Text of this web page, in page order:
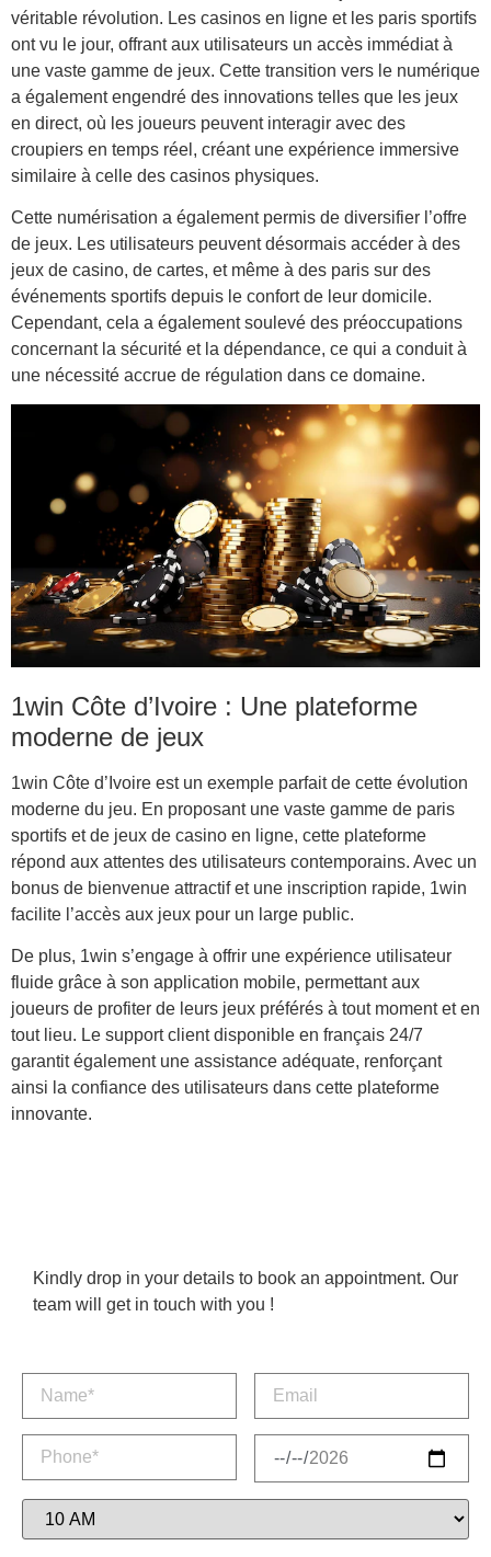
véritable révolution. Les casinos en ligne et les paris sportifs
ont vu le jour, offrant aux utilisateurs un accès immédiat à
une vaste gamme de jeux. Cette transition vers le numérique
a également engendré des innovations telles que les jeux
en direct, où les joueurs peuvent interagir avec des
croupiers en temps réel, créant une expérience immersive
similaire à celle des casinos physiques.
Cette numérisation a également permis de diversifier l’offre
de jeux. Les utilisateurs peuvent désormais accéder à des
jeux de casino, de cartes, et même à des paris sur des
événements sportifs depuis le confort de leur domicile.
Cependant, cela a également soulevé des préoccupations
concernant la sécurité et la dépendance, ce qui a conduit à
une nécessité accrue de régulation dans ce domaine.
1win Côte d’Ivoire : Une plateforme
moderne de jeux
1win Côte d’Ivoire est un exemple parfait de cette évolution
moderne du jeu. En proposant une vaste gamme de paris
sportifs et de jeux de casino en ligne, cette plateforme
répond aux attentes des utilisateurs contemporains. Avec un
bonus de bienvenue attractif et une inscription rapide, 1win
facilite l’accès aux jeux pour un large public.
De plus, 1win s’engage à offrir une expérience utilisateur
fluide grâce à son application mobile, permettant aux
joueurs de profiter de leurs jeux préférés à tout moment et en
tout lieu. Le support client disponible en français 24/7
garantit également une assistance adéquate, renforçant
ainsi la confiance des utilisateurs dans cette plateforme
innovante.
Kindly drop in your details to book an appointment. Our
team will get in touch with you !